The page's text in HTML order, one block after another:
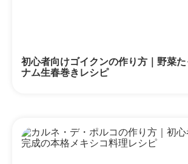
初心者向けゴイクンの作り方｜野菜た
ナム生春巻きレシピ